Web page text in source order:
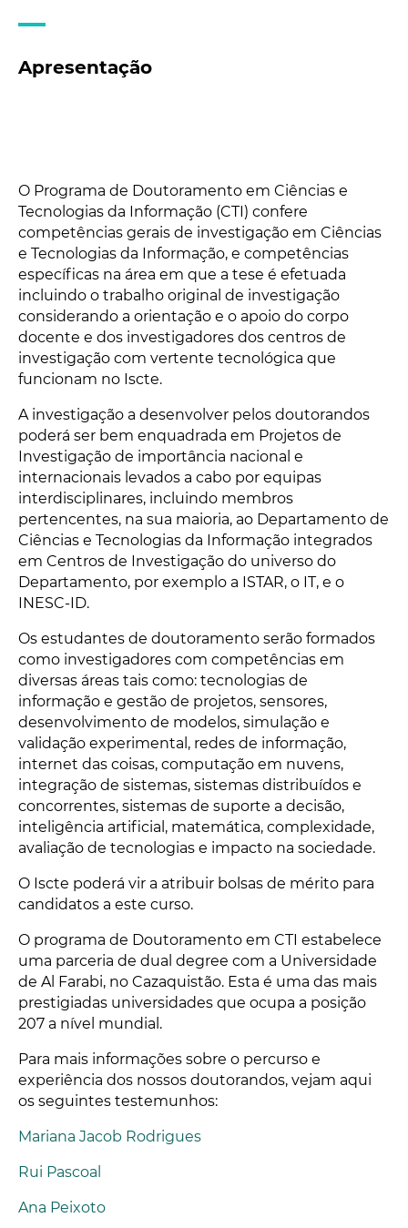
Apresentação
O Programa de Doutoramento em Ciências e
Tecnologias da Informação (CTI) confere
competências gerais de investigação em Ciências
e Tecnologias da Informação, e competências
específicas na área em que a tese é efetuada
incluindo o trabalho original de investigação
considerando a orientação e o apoio do corpo
docente e dos investigadores dos centros de
investigação com vertente tecnológica que
funcionam no Iscte.
A investigação a desenvolver pelos doutorandos
poderá ser bem enquadrada em Projetos de
Investigação de importância nacional e
internacionais levados a cabo por equipas
interdisciplinares, incluindo membros
pertencentes, na sua maioria, ao Departamento de
Ciências e Tecnologias da Informação integrados
em Centros de Investigação do universo do
Departamento, por exemplo a ISTAR, o IT, e o
INESC-ID.
Os estudantes de doutoramento serão formados
como investigadores com competências em
diversas áreas tais como: tecnologias de
informação e gestão de projetos, sensores,
desenvolvimento de modelos, simulação e
validação experimental, redes de informação,
internet das coisas, computação em nuvens,
integração de sistemas, sistemas distribuídos e
concorrentes, sistemas de suporte a decisão,
inteligência artificial, matemática, complexidade,
avaliação de tecnologias e impacto na sociedade.
O Iscte poderá vir a atribuir bolsas de mérito para
candidatos a este curso.
O programa de Doutoramento em CTI estabelece
uma parceria de dual degree com a Universidade
de Al Farabi, no Cazaquistão. Esta é uma das mais
prestigiadas universidades que ocupa a posição
207 a nível mundial.
Para mais informações sobre o percurso e
experiência dos nossos doutorandos, vejam aqui
os seguintes testemunhos:
Mariana Jacob Rodrigues
Rui Pascoal
Ana Peixoto